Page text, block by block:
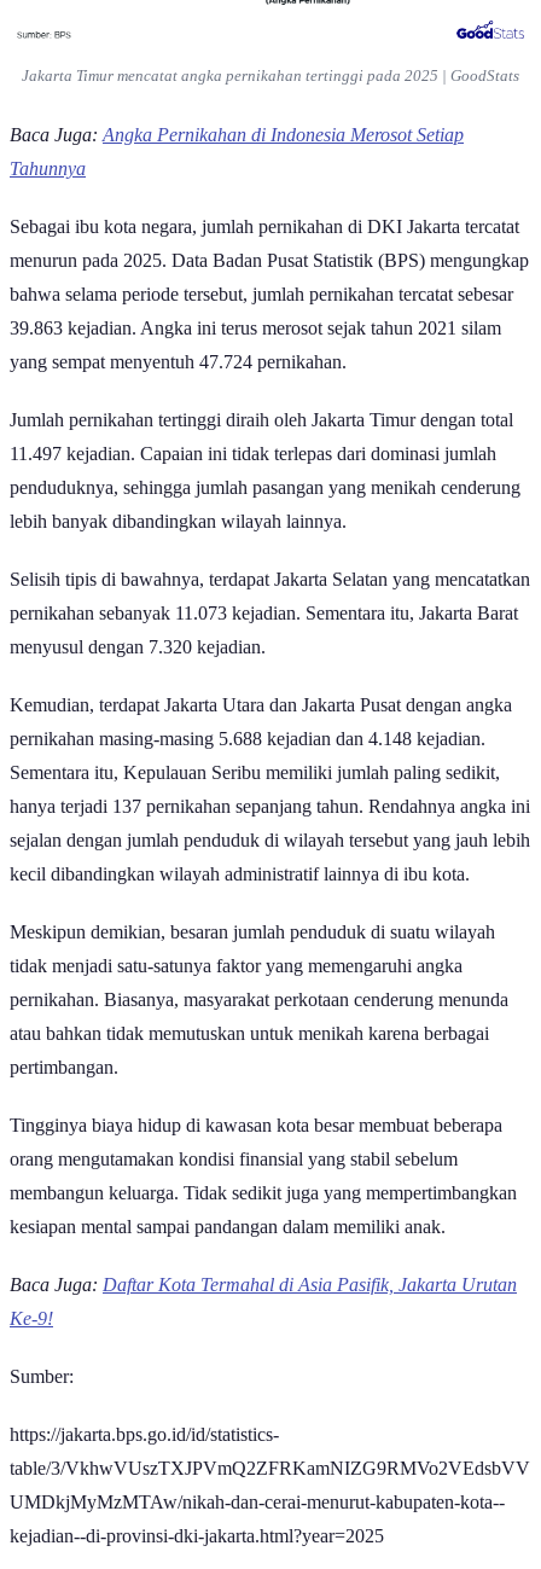
Jakarta Timur mencatat angka pernikahan tertinggi pada 2025 | GoodStats
Baca Juga: Angka Pernikahan di Indonesia Merosot Setiap
Tahunnya
Sebagai ibu kota negara, jumlah pernikahan di DKI Jakarta tercatat
menurun pada 2025. Data Badan Pusat Statistik (BPS) mengungkap
bahwa selama periode tersebut, jumlah pernikahan tercatat sebesar
39.863 kejadian. Angka ini terus merosot sejak tahun 2021 silam
yang sempat menyentuh 47.724 pernikahan.
Jumlah pernikahan tertinggi diraih oleh Jakarta Timur dengan total
11.497 kejadian. Capaian ini tidak terlepas dari dominasi jumlah
penduduknya, sehingga jumlah pasangan yang menikah cenderung
lebih banyak dibandingkan wilayah lainnya.
Selisih tipis di bawahnya, terdapat Jakarta Selatan yang mencatatkan
pernikahan sebanyak 11.073 kejadian. Sementara itu, Jakarta Barat
menyusul dengan 7.320 kejadian.
Kemudian, terdapat Jakarta Utara dan Jakarta Pusat dengan angka
pernikahan masing-masing 5.688 kejadian dan 4.148 kejadian.
Sementara itu, Kepulauan Seribu memiliki jumlah paling sedikit,
hanya terjadi 137 pernikahan sepanjang tahun. Rendahnya angka ini
sejalan dengan jumlah penduduk di wilayah tersebut yang jauh lebih
kecil dibandingkan wilayah administratif lainnya di ibu kota.
Meskipun demikian, besaran jumlah penduduk di suatu wilayah
tidak menjadi satu-satunya faktor yang memengaruhi angka
pernikahan. Biasanya, masyarakat perkotaan cenderung menunda
atau bahkan tidak memutuskan untuk menikah karena berbagai
pertimbangan.
Tingginya biaya hidup di kawasan kota besar membuat beberapa
orang mengutamakan kondisi finansial yang stabil sebelum
membangun keluarga. Tidak sedikit juga yang mempertimbangkan
kesiapan mental sampai pandangan dalam memiliki anak.
Baca Juga: Daftar Kota Termahal di Asia Pasifik, Jakarta Urutan
Ke-9!
Sumber:
https://jakarta.bps.go.id/id/statistics-
table/3/VkhwVUszTXJPVmQ2ZFRKamNIZG9RMVo2VEdsbVV
UMDkjMyMzMTAw/nikah-dan-cerai-menurut-kabupaten-kota--
kejadian--di-provinsi-dki-jakarta.html?year=2025